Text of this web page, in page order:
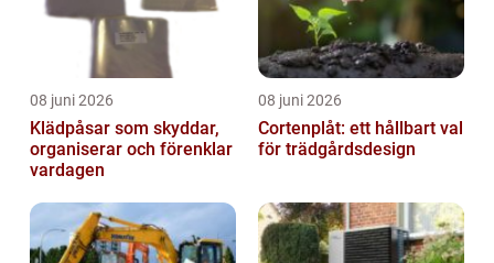
08 juni 2026
Klädpåsar som skyddar,
organiserar och förenklar
vardagen
08 juni 2026
Cortenplåt: ett hållbart val
för trädgårdsdesign